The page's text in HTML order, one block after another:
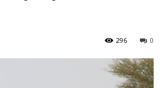
0
296